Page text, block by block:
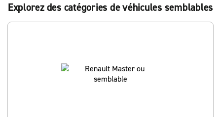
Explorez des catégories de véhicules semblables